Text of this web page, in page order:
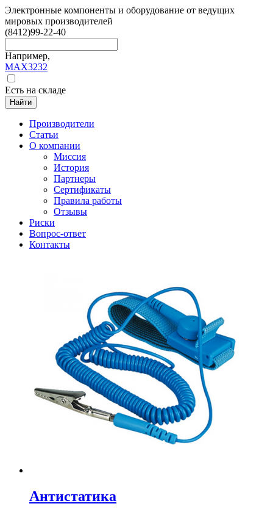
Электронные компоненты и оборудование от ведущих
мировых производителей
(8412)99-22-40
Например,
MAX3232
Есть на складе
Найти
Производители
Статьи
О компании
Миссия
История
Партнеры
Сертификаты
Правила работы
Отзывы
Риски
Вопрос-ответ
Контакты
Антистатика